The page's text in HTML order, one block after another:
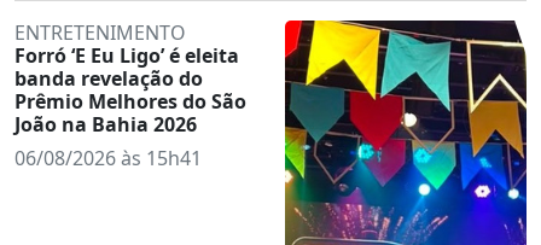
ENTRETENIMENTO
Forró ‘E Eu Ligo’ é eleita
banda revelação do
Prêmio Melhores do São
João na Bahia 2026
06/08/2026 às 15h41